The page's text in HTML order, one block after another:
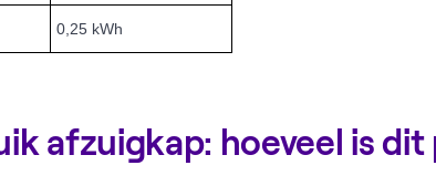
0,25 kWh
afzuigkap: hoeveel is dit